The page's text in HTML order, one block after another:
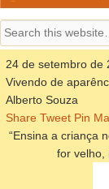
24 de setembro de
Vivendo de
Alberto Souza
Share Tweet Pin
“Ensina a criança
for velho,